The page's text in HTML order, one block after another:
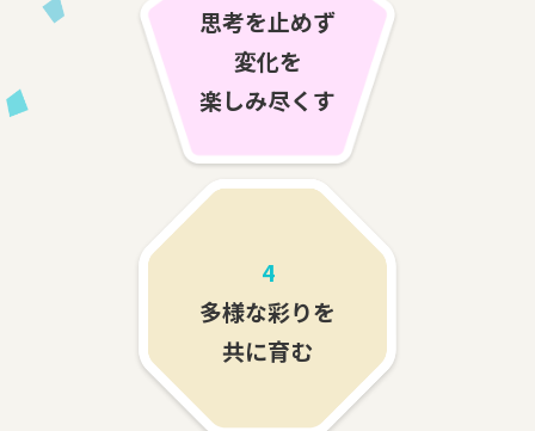
思考を止めず
変化を
楽しみ尽くす
4
多様な彩りを
共に育む